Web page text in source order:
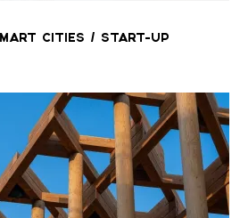
CITIES / START-UP